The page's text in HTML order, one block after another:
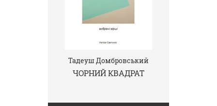
Тадеуш Домбровський
ЧОРНИЙ КВАДРАТ